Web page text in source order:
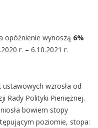
opóźnienie wynoszą 6%
r. – 6.10.2021 r.
wzrosła od
Rady Polityki Pieniężnej.
bowiem stopy
poziomie, stopa: